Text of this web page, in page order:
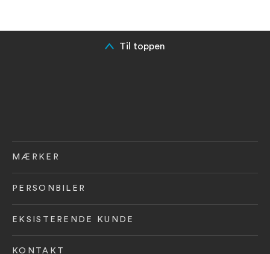
MÆRKER
PERSONBILER
EKSISTERENDE KUNDE
KONTAKT
Til toppen